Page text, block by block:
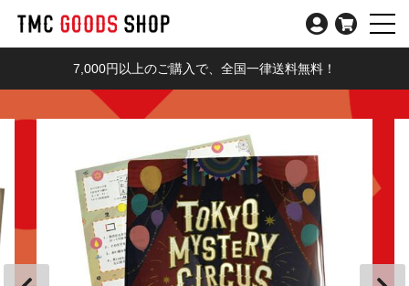
7,000円以上のご購入で、全国一律送料無料！